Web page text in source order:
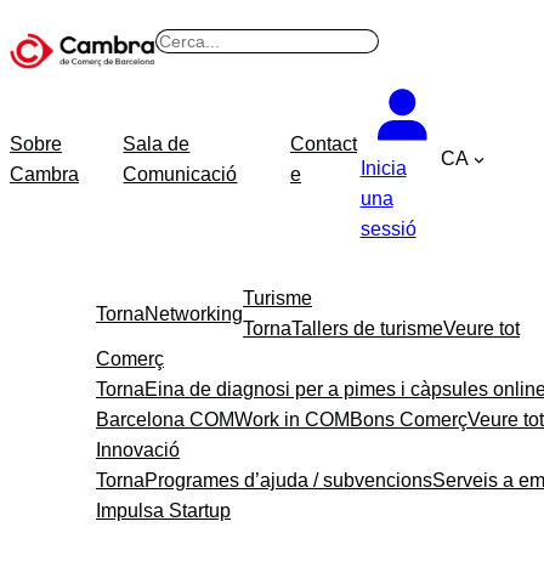
B
Sobre
Cambra
Sala de
Comunicació
Contact
e
Inicia
una
sessió
CA
TornaNetworking
Turisme
TornaTallers de turismeVeure tot
Comerç
TornaEina de diagnosi per a pimes i càpsules
Barcelona COMWork in COM Bons ComerçVeure tot
Innovació
TornaProgrames d’ajuda / subvencionsServeis a
Impulsa Startup